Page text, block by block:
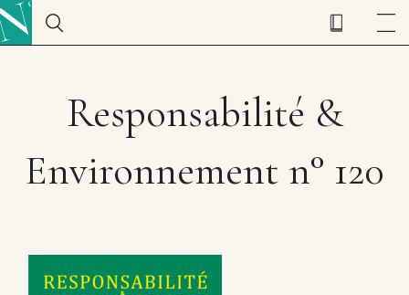
Responsabilité &
Environnement n° 120